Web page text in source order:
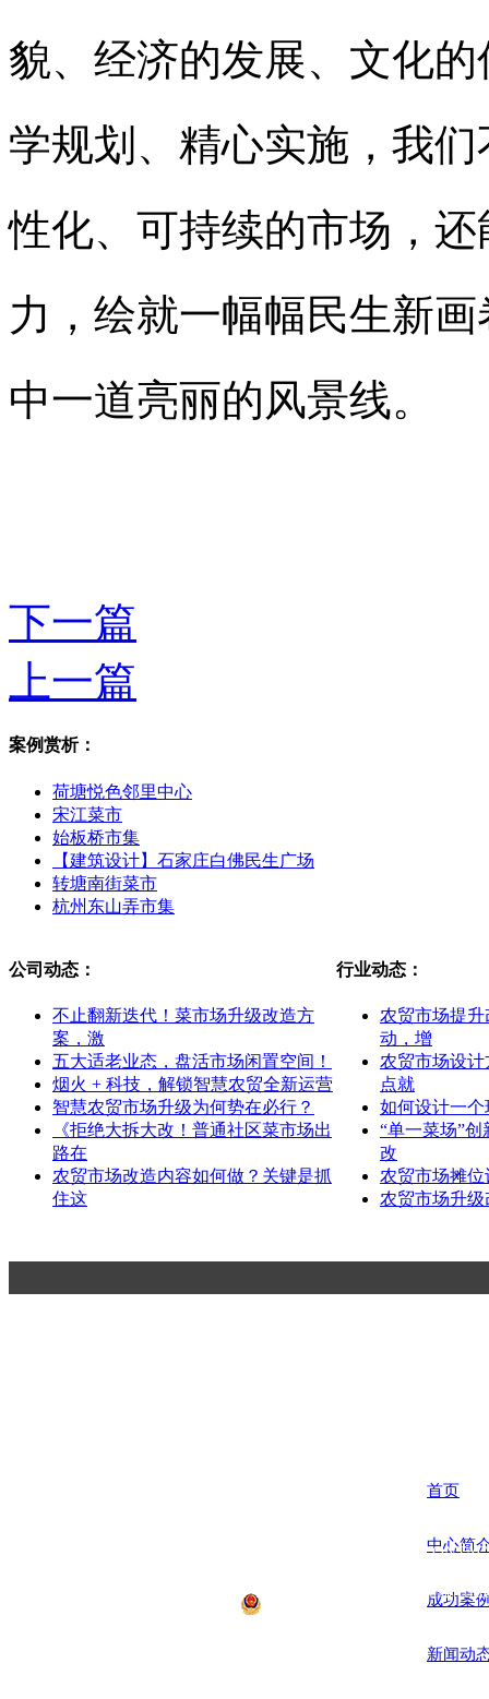
貌、经济的发展、文化
学规划、精心实施，我
性化、可持续的市场，
力，绘就一幅幅民生新
中一道亮丽的风景线。
下一篇
上一篇
案例赏析：
荷塘悦色邻里中心
宋江菜市
始板桥市集
【建筑设计】石家庄白佛民生广场
转塘南街菜市
杭州东山弄市集
公司动态：
不止翻新迭代！菜市场升级改造方
案，激
五大适老业态，盘活市场闲置空间！
烟火 + 科技，解锁智慧农贸全新运营
智慧农贸市场升级为何势在必行？
《拒绝大拆大改！普通社区菜市场出
路在
农贸市场改造内容如何做？关键是抓
住这
行业动态：
农贸市场提
动，增
农贸市场设
点就
如何设计一
“单一菜场”
改
农贸市场摊
农贸市场升
首页
中心简
成功案
新闻动
联系方式
地址：杭州市萧山